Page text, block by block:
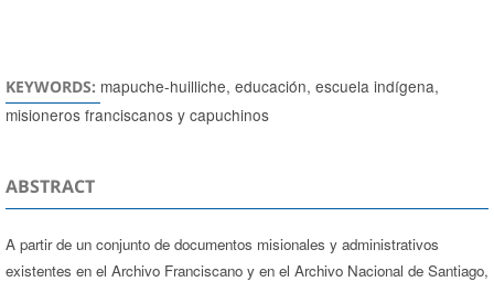
KEYWORDS: mapuche-huilliche, educación, escuela indígena,
misioneros franciscanos y capuchinos
ABSTRACT
A partir de un conjunto de documentos misionales y administrativos
existentes en el Archivo Franciscano y en el Archivo Nacional de Santiago,